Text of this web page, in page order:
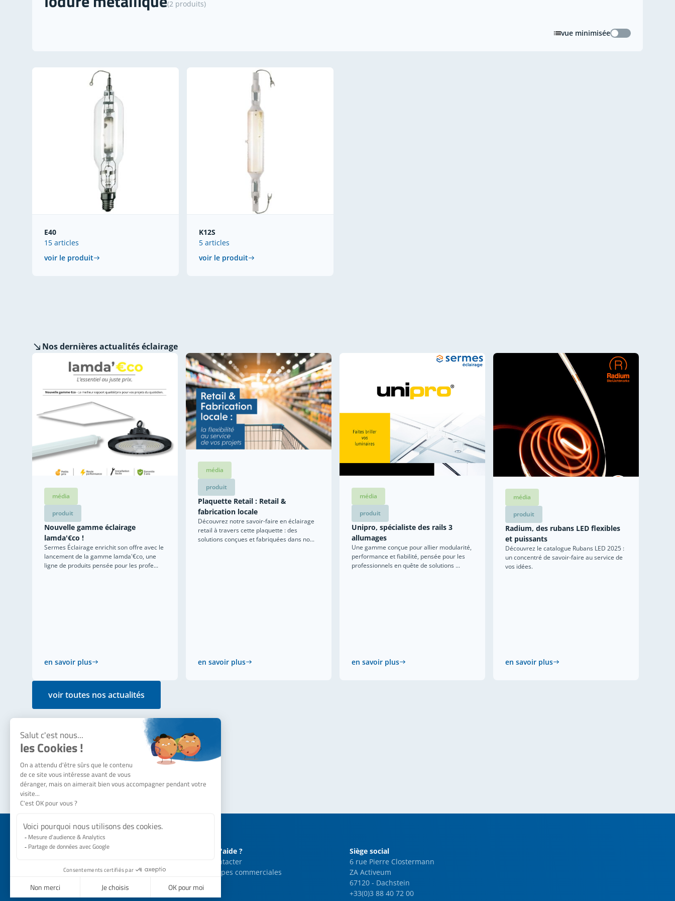
(2 produits)
vue minimiséevue minimisée
E40
15 articles
voir le produit
K12S
5 articles
voir le produit
Nos dernièresactualités éclairage
média
produit
Nouvelle gamme éclairage
lamda'€co !
Sermes Éclairage enrichit son offre avec le
lancement de la gamme lamda'€co, une
ligne de produits pensée pour les profe...
en savoir plus
média
produit
Plaquette Retail : Retail &
fabrication locale
Découvrez notre savoir-faire en éclairage
retail à travers cette plaquette : des
solutions conçues et fabriquées dans no...
en savoir plus
média
produit
Unipro, spécialiste des rails 3
allumages
Une gamme conçue pour allier modularité,
performance et fiabilité, pensée pour les
professionnels en quête de solutions ...
en savoir plus
média
produit
Radium, des rubans LED flexibles
et puissants
Découvrez le catalogue Rubans LED 2025 :
un concentré de savoir-faire au service de
vos idées.
en savoir plus
voir toutes nos actualités
Notre société
Actualités
SERMES recrute
Nos engagements
Besoin d'aide ?
Nous contacter
Nos équipes commerciales
Siège social
6 rue Pierre Clostermann
ZA Activeum
67120 - Dachstein
+33(0)3 88 40 72 00